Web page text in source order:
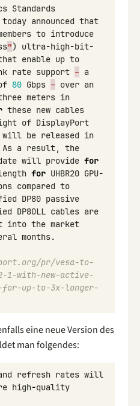
Standards
today announced that
to introduce
”) ultra-high-bit-
enable up to
rate support – a
80 Gbps – over an
meters in
these new cables
of DisplayPort
will be released in
As a result,
the
will provide for
for UHBR20 GPU-
compared to
DP80 passive
DP80LL cables are
into the market
months.
pr/vesa-to-
1-with-new-active-
up-to-3x-longer-
eine neue Version des
man folgendes:
refresh rates will
high-quality